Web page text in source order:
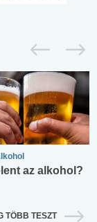
az alkohol?
TÖBB TESZT